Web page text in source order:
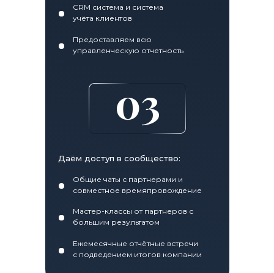
CRM система и система
учёта клиентов
Предоставляем всю
управленческую отчетность
Даём доступ в сообщество:
03
Общие чаты с партнерами и
совместное времяпровождение
Мастер-классы от партнеров с
большим результатом
Ежемесячные отчётные встречи
с подведением итогов компании